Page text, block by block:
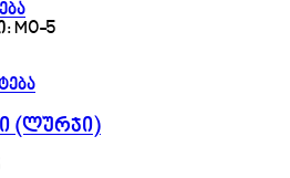
MO-5
(ლურჯი)